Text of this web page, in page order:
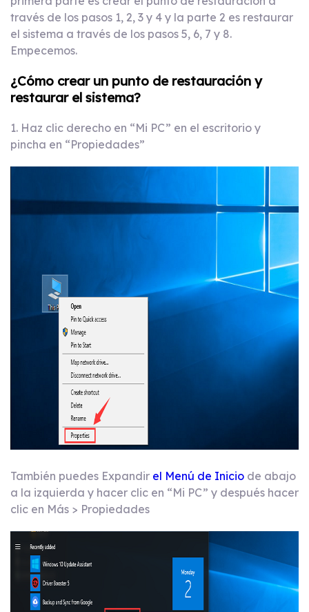
través de los pasos 1, 2, 3 y 4 y la parte 2 es restaurar
el sistema a través de los pasos 5, 6, 7 y 8.
Empecemos.
¿Cómo crear un punto de restauración y
restaurar el sistema?
1. Haz clic derecho en “Mi PC” en el escritorio y
pincha en “Propiedades”
También puedes Expandir el Menú de Inicio de abajo
a la izquierda y hacer clic en “Mi PC” y después hacer
clic en Más > Propiedades